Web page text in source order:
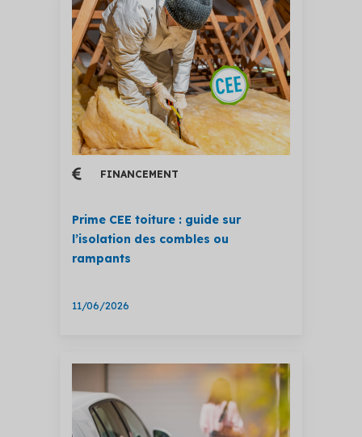
FINANCEMENT
Prime CEE toiture : guide sur
l’isolation des combles ou
rampants
11/06/2026